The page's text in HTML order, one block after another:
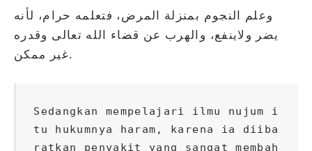
وعلم النجوم بمنزلة المرض، فتعلمه حرام، لأنه
يضر ولاينفع، والهرب عن قضاء الله تعالى وقدره
غير ممكن.
Sedangkan mempelajari ilmu nujum i
tu hukumnya haram, karena ia diiba
ratkan penyakit yang sangat membah